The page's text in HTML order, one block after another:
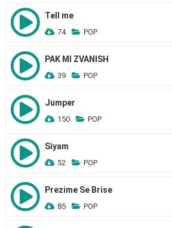
Tell me
74 POP
PAK MI ZVANISH
39 POP
Jumper
150 POP
Siyam
52 POP
Prezime Se Brise
85 POP